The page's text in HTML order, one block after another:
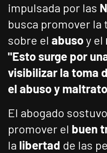
impulsada por las
busca promover la
sobre el abusoy el
"Esto surge por
visibilizar la toma
el abuso y
El abogado
promover el buen
la libertad de las